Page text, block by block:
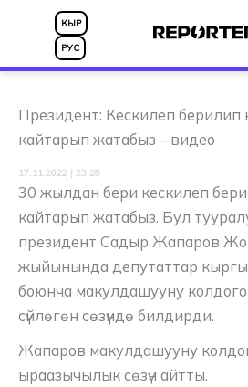
КЫР
РУС
Президент: Кескилеп берилип
кайтарып жатабыз – видео
17.11.2022 | 23:28
30 жылдан бери кескилеп
кайтарып жатабыз. Бул
президент Садыр Жапаров
жыйынында депутаттар
боюнча макулдашууну
сүйлөгөн сөзүндө билдирди.
Жапаров макулдашууну
ыраазычылык сөзүн айтты.